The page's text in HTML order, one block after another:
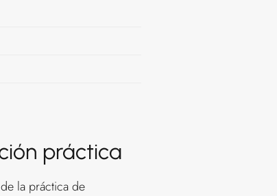
práctica
la práctica de